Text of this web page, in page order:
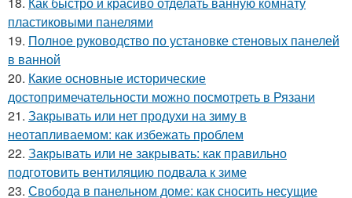
пластиковыми панелями
19. Полное руководство по установке стеновых панелей
в ванной
20. Какие основные исторические
достопримечательности можно посмотреть в Рязани
21. Закрывать или нет продухи на зиму в
неотапливаемом: как избежать проблем
22. Закрывать или не закрывать: как правильно
подготовить вентиляцию подвала к зиме
23. Свобода в панельном доме: как сносить несущие